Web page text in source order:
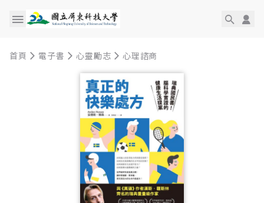
首頁 電子書 心靈勵志 心理諮商